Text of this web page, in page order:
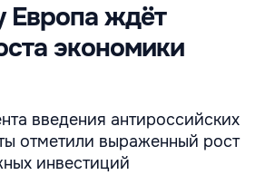
Европа ждёт
экономики
введения антироссийских
отметили выраженный рост
инвестиций